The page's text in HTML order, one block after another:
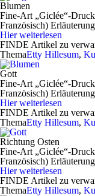
Blumen
Fine-Art „Giclée“-
Französisch)
Hier weiterlesen
FINDE Artikel zu
ThemaEtty Hillesum,
Gott
Fine-Art „Giclée“-
Französisch)
Hier weiterlesen
FINDE Artikel zu
ThemaEtty Hillesum,
Richtung Osten
Fine-Art „Giclée“-
Französisch)
Hier weiterlesen
FINDE Artikel zu
ThemaEtty Hillesum,